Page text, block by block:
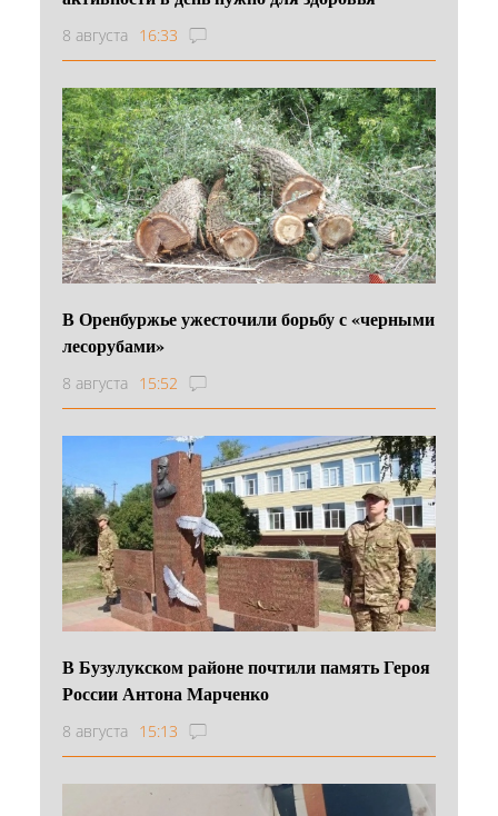
8 августа 16:33
В Оренбуржье ужесточили борьбу с «черными
лесорубами»
8 августа 15:52
В Бузулукском районе почтили память Героя
России Антона Марченко
8 августа 15:13